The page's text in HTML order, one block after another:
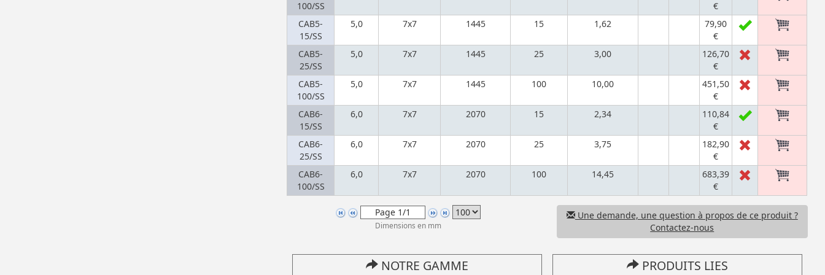
100/SS
€
CAB5-
15/SS
5,0 7x7 1445 15 1,62
79,90
€
CAB5-
25/SS
5,0 7x7 1445 25 3,00
126,70
€
CAB5-
100/SS
5,0 7x7 1445 100 10,00
451,50
€
CAB6-
15/SS
6,0 7x7 2070 15 2,34
110,84
€
CAB6-
25/SS
6,0 7x7 2070 25 3,75
182,90
€
CAB6-
100/SS
6,0 7x7 2070 100 14,45
683,39
€
Dimensions en mm
Une demande, une question à propos de ce produit ?
Contactez-nous
NOTRE GAMME PRODUITS LIES